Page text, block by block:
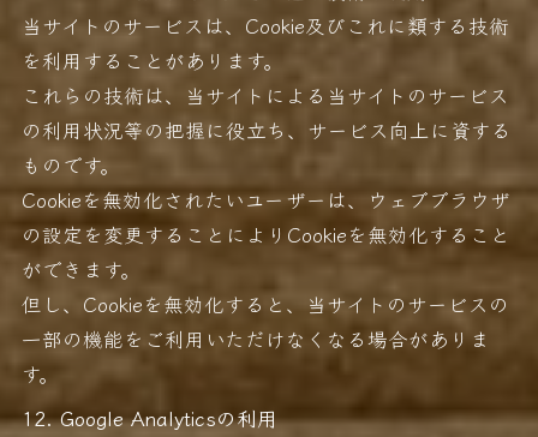
当サイトのサービスは、Cookie及びこれに類する技術
を利用することがあります。
これらの技術は、当サイトによる当サイトのサービス
の利用状況等の把握に役立ち、サービス向上に資する
ものです。
Cookieを無効化されたいユーザーは、ウェブブラウザ
の設定を変更することによりCookieを無効化すること
ができます。
但し、Cookieを無効化すると、当サイトのサービスの
一部の機能をご利用いただけなくなる場合がありま
す。
12. Google Analyticsの利用